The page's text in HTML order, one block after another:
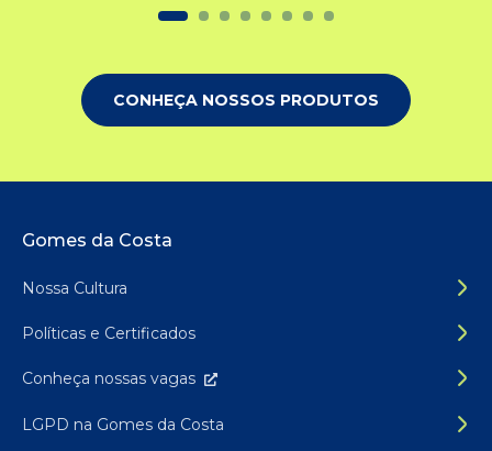
CONHEÇA NOSSOS PRODUTOS
Rodapé do site
Gomes da Costa
Nossa Cultura
Políticas e Certificados
Conheça nossas vagas
LGPD na Gomes da Costa